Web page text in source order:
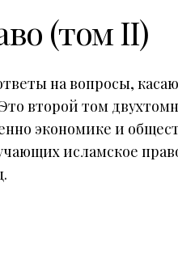
(том II)
на вопросы,
второй том
экономике и
исламское